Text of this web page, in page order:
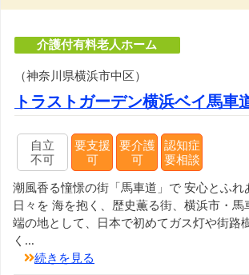
介護付有料老人ホーム
（神奈川県横浜市中区）
トラストガーデン横浜ベイ馬車
自立
不可
要支援
可
要介護
可
認知症
要相談
潮風香る憧憬の街「馬車道」で 安心とふれ
日々を 海を抱く、歴史薫る街、横浜市・
端の地として、日本で初めてガス灯や街路
く...
続きを見る